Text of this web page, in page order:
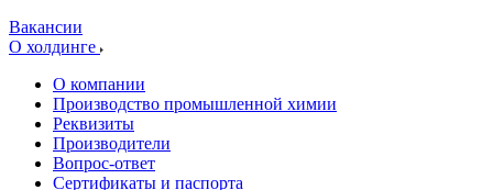
Вакансии
О холдинге
О компании
Производство промышленной химии
Реквизиты
Производители
Вопрос-ответ
Сертификаты и паспорта